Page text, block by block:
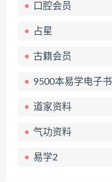
口腔会员
占星
古籍会员
9500本易学电子书
道家资料
气功资料
易学2